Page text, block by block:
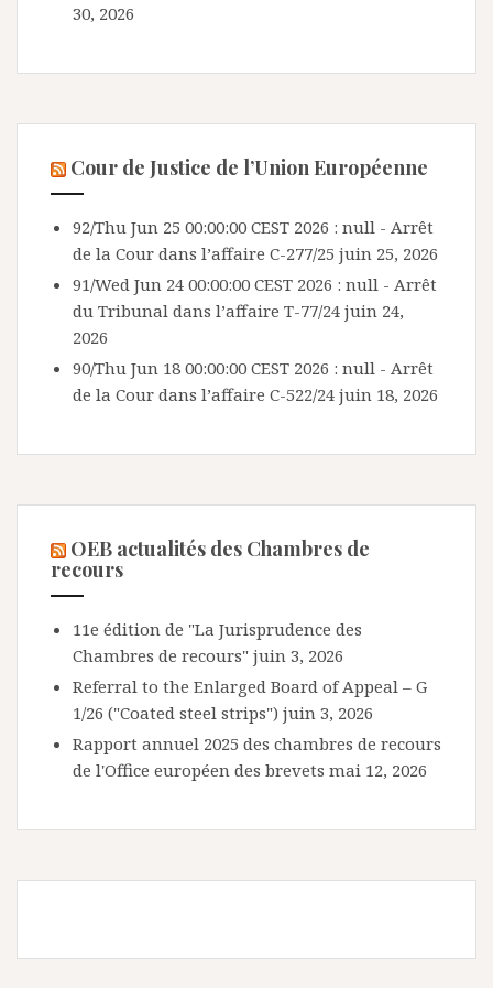
30, 2026
Cour de Justice de l’Union Européenne
92/Thu Jun 25 00:00:00 CEST 2026 : null - Arrêt
de la Cour dans l’affaire C-277/25 juin 25, 2026
91/Wed Jun 24 00:00:00 CEST 2026 : null - Arrêt
du Tribunal dans l’affaire T-77/24 juin 24,
2026
90/Thu Jun 18 00:00:00 CEST 2026 : null - Arrêt
de la Cour dans l’affaire C-522/24 juin 18, 2026
OEB actualités des Chambres de
recours
11e édition de "La Jurisprudence des
Chambres de recours" juin 3, 2026
Referral to the Enlarged Board of Appeal – G
1/26 ("Coated steel strips") juin 3, 2026
Rapport annuel 2025 des chambres de recours
de l'Office européen des brevets mai 12, 2026